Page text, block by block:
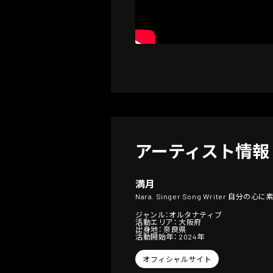
アーティスト情報
満月
Nara. Singer Song Writer 自分の心に素
ジャンル：オルタナティブ
活動エリア： 大阪府
出身地： 奈良県
活動開始年： 2024年
オフィシャルサイト